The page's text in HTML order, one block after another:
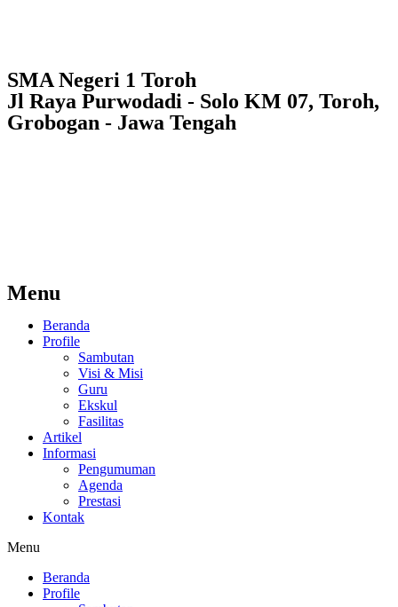
SMA Negeri 1 Toroh
Jl Raya Purwodadi - Solo KM 07, Toroh,
Grobogan - Jawa Tengah
Menu
Beranda
Profile
Sambutan
Visi & Misi
Guru
Ekskul
Fasilitas
Artikel
Informasi
Pengumuman
Agenda
Prestasi
Kontak
Menu
Beranda
Profile